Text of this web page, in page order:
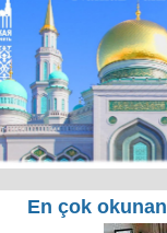
En çok okunan